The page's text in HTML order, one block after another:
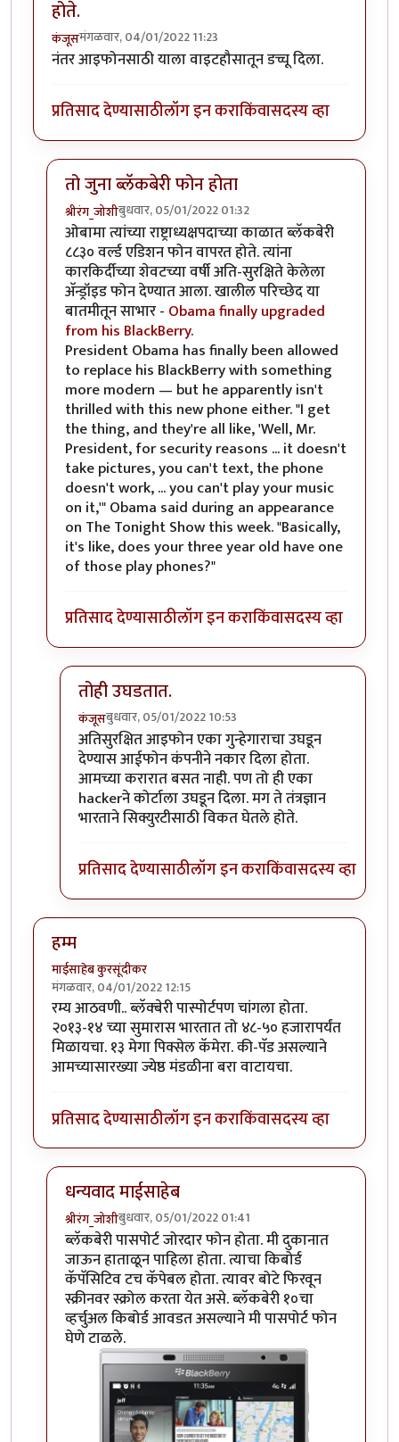
होते.
कंजूसमंगळवार, 04/01/2022 11:23
नंतर आइफोनसाठी याला वाइटहौसातून डच्चू दिला.
प्रतिसाद देण्यासाठीलॉग इन कराकिंवासदस्य व्हा
तो जुना ब्लॅकबेरी फोन होता
श्रीरंग_जोशीबुधवार, 05/01/2022 01:32
In reply toUsA मध्ये वाईट हाऊस हाच वापरत होते.
ओबामा त्यांच्या राष्ट्राध्यक्षपदाच्या काळात ब्लॅकबेरी
८८३० वर्ल्ड एडिशन फोन वापरत होते. त्यांना
कारकिर्दीच्या शेवटच्या वर्षी अति-सुरक्षिते केलेला
अ‍ॅन्ड्रॉइड फोन देण्यात आला. खालील परिच्छेद या
बातमीतून साभार - Obama finally upgraded
from his BlackBerry.
President Obama has finally been allowed
to replace his BlackBerry with something
more modern — but he apparently isn't
thrilled with this new phone either. "I get
the thing, and they're all like, 'Well, Mr.
President, for security reasons ... it doesn't
take pictures, you can't text, the phone
doesn't work, ... you can't play your music
on it,'" Obama said during an appearance
on The Tonight Show this week. "Basically,
it's like, does your three year old have one
of those play phones?"
प्रतिसाद देण्यासाठीलॉग इन कराकिंवासदस्य व्हा
तोही उघडतात.
कंजूसबुधवार, 05/01/2022 10:53
In reply toतो जुना ब्लॅकबेरी फोन होताbyश्रीरंग_जोशी
अतिसुरक्षित आइफोन एका गुन्हेगाराचा उघडून
देण्यास आईफोन कंपनीने नकार दिला होता.
आमच्या करारात बसत नाही. पण तो ही एका
hackerने कोर्टाला उघडून दिला. मग ते तंत्रज्ञान
भारताने सिक्युरटीसाठी विकत घेतले होते.
प्रतिसाद देण्यासाठीलॉग इन कराकिंवासदस्य व्हा
हम्म
माईसाहेब कुरसूंदीकर
मंगळवार, 04/01/2022 12:15
रम्य आठवणी.. ब्लॅक्बेरी पास्पोर्टपण चांगला होता.
२०१३-१४ च्या सुमारास भारतात तो ४८-५० हजारापर्यंत
मिळायचा. १३ मेगा पिक्सेल कॅमेरा. की-पॅड असल्याने
आमच्यासारख्या ज्येष्ठ मंडळीना बरा वाटायचा.
प्रतिसाद देण्यासाठीलॉग इन कराकिंवासदस्य व्हा
धन्यवाद माईसाहेब
श्रीरंग_जोशीबुधवार, 05/01/2022 01:41
In reply toहम्मbyमाईसाहेब कुरसूंदीकर
ब्लॅकबेरी पासपोर्ट जोरदार फोन होता. मी दुकानात
जाऊन हाताळून पाहिला होता. त्याचा किबोर्ड
कॅपॅसिटिव टच कॅपेबल होता. त्यावर बोटे फिरवून
स्क्रीनवर स्क्रोल करता येत असे. ब्लॅकबेरी १०चा
व्हर्चुअल किबोर्ड आवडत असल्याने मी पासपोर्ट फोन
घेणे टाळले.